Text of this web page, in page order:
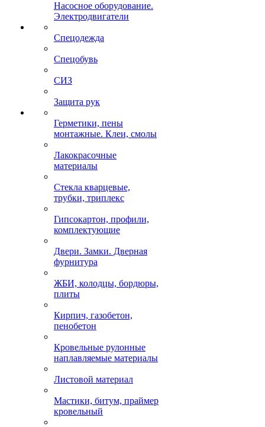
Насосное оборудование.
Электродвигатели
Спецодежда
Спецобувь
СИЗ
Защита рук
Герметики, пены
монтажные. Клеи, смолы
Лакокрасочные
материалы
Стекла кварцевые,
трубки, триплекс
Гипсокартон, профили,
комплектующие
Двери. Замки. Дверная
фурнитура
ЖБИ, колодцы, бордюры,
плиты
Кирпич, газобетон,
пенобетон
Кровельные рулонные
наплавляемые материалы
Листовой материал
Мастики, битум, праймер
кровельный